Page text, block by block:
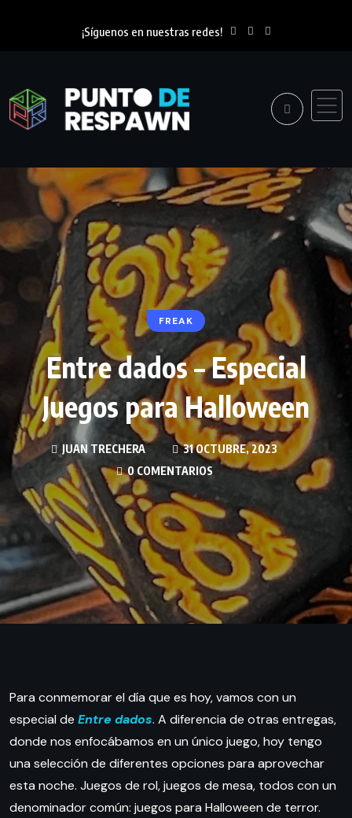
¡Síguenos en nuestras redes!
FREAK
Entre dados – Especial
Juegos para Halloween
JUAN TRECHERA
31 OCTUBRE, 2023
0 COMENTARIOS
Para conmemorar el día que es hoy, vamos con un
especial de Entre dados. A diferencia de otras entregas,
donde nos enfocábamos en un único juego, hoy tengo
una selección de diferentes opciones para aprovechar
esta noche. Juegos de rol, juegos de mesa, todos con un
denominador común: juegos para Halloween de terror.